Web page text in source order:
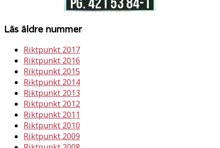
Läs äldre nummer
Riktpunkt 2017
Riktpunkt 2016
Riktpunkt 2015
Riktpunkt 2014
Riktpunkt 2013
Riktpunkt 2012
Riktpunkt 2011
Riktpunkt 2010
Riktpunkt 2009